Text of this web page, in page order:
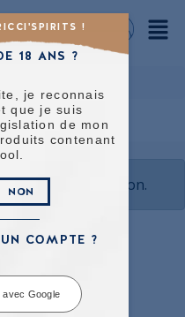
à votre sélection.
!
18 ANS ?
je reconnais
que je suis
de mon
contenant
NON
COMPTE ?
avec Google